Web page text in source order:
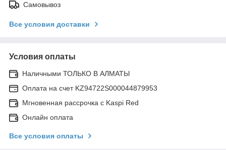
Самовывоз
Все условия доставки
Условия оплаты
Наличными ТОЛЬКО В АЛМАТЫ
Оплата на счет KZ94722S000044879953
Мгновенная рассрочка с Kaspi Red
Онлайн оплата
Все условия оплаты